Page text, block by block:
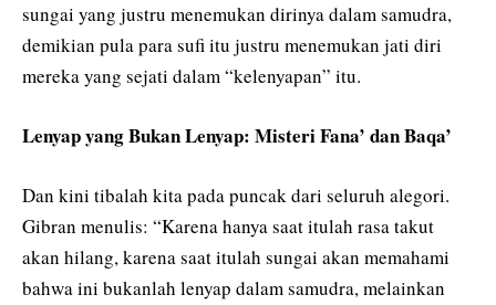
sungai yang justru menemukan dirinya dalam samudra,
demikian pula para sufi itu justru menemukan jati diri
mereka yang sejati dalam “kelenyapan” itu.
Lenyap yang Bukan Lenyap: Misteri Fana’ dan Baqa’
Dan kini tibalah kita pada puncak dari seluruh alegori.
Gibran menulis: “Karena hanya saat itulah rasa takut
akan hilang, karena saat itulah sungai akan memahami
bahwa ini bukanlah lenyap dalam samudra, melainkan